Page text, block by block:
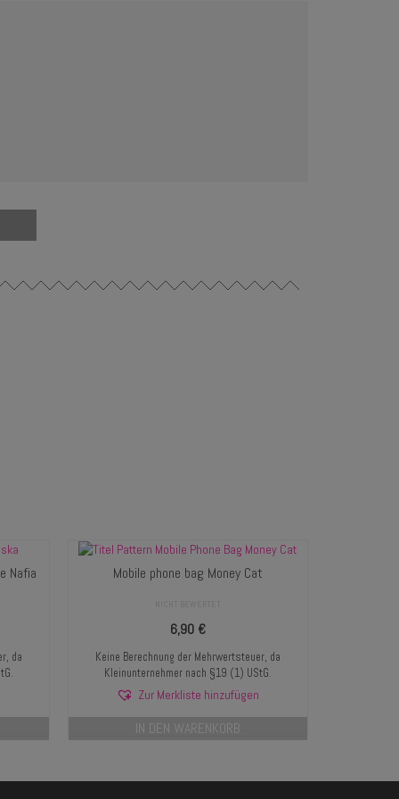
Nafia
da
Mobile phone bag Money Cat
6,90 €
Keine Berechnung der Mehrwertsteuer, da
Kleinunternehmer nach §19 (1) UStG.
Zur Merkliste hinzufügen
IN DEN WARENKORB